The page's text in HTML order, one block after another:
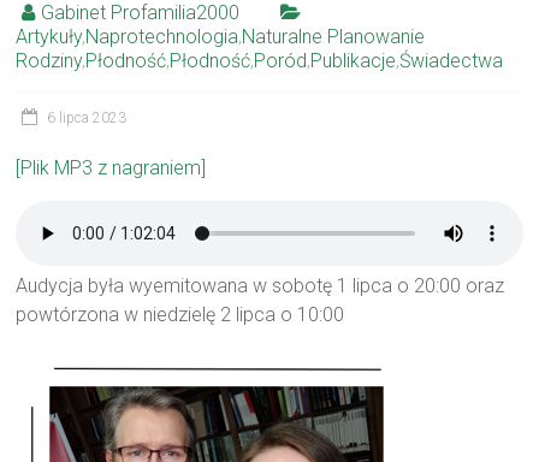
Gabinet Profamilia2000
Artykuły,Naprotechnologia,Naturalne Planowanie
Rodziny,Płodność,Płodność,Poród,Publikacje,Świadectwa
6 lipca 2023
[Plik MP3 z nagraniem]
Audycja była wyemitowana w sobotę 1 lipca o 20:00 oraz
powtórzona w niedzielę 2 lipca o 10:00